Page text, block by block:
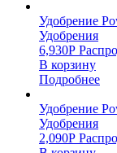
Удобрение
Удобрения
6,930Р
В корзину
Подробнее
Удобрение
Удобрения
2,090Р